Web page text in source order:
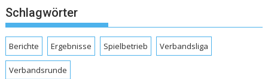
Schlagwörter
Berichte Ergebnisse Spielbetrieb Verbandsliga
Verbandsrunde